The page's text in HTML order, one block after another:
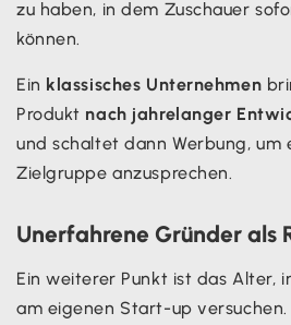
zu haben, in dem Zuschauer
können.
Ein klassisches Unternehmen
Produkt nach jahrelanger
und schaltet dann Werbung, um
Zielgruppe anzusprechen.
Unerfahrene Gründer als
Ein weiterer Punkt ist das Alter,
am eigenen Start-up